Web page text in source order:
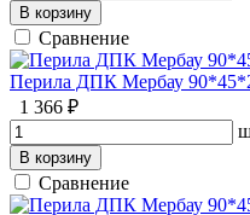
В корзину
Сравнение
Перила ДПК Мербау
1 366 ₽
В корзину
Сравнение